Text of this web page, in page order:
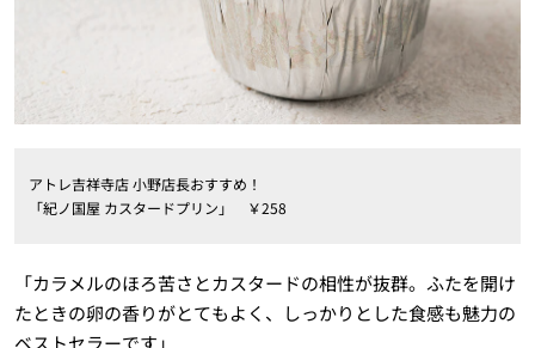
アトレ吉祥寺店 小野店長おすすめ！
「紀ノ国屋 カスタードプリン」 ￥258
「カラメルのほろ苦さとカスタードの相性が抜群。ふたを開け
たときの卵の香りがとてもよく、しっかりとした食感も魅力の
ベストセラーです」